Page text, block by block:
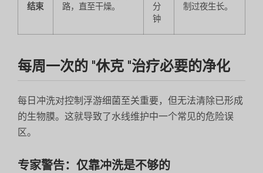
结束
路，直至干燥。
分
钟
制过夜生长。
每周一次的 "休克 "治疗必要的净化
每日冲洗对控制浮游细菌至关重要，但无法清除已形成
的生物膜。这就导致了水线维护中一个常见的危险误
区。
专家警告：仅靠冲洗是不够的